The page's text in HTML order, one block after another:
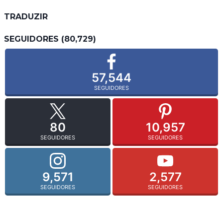
TRADUZIR
SEGUIDORES (80,729)
57,544
SEGUIDORES
80
SEGUIDORES
10,957
SEGUIDORES
9,571
SEGUIDORES
2,577
SEGUIDORES